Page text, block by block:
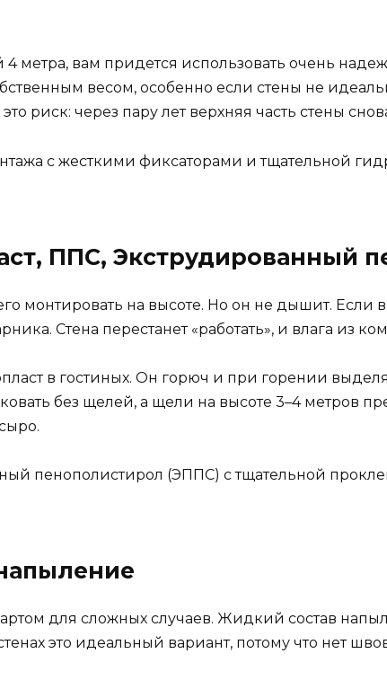
метра, вам придется использовать очень
весом, особенно если стены не
риск: через пару лет верхняя часть стены
с жесткими фиксаторами и тщательной
ППС, Экструдированный
монтировать на высоте. Но он не дышит. Если
Стена перестанет «работать», и влага из
в гостиных. Он горюч и при горении
без щелей, а щели на высоте 3–4 метров
пенополистирол (ЭППС) с тщательной
для сложных случаев. Жидкий состав
это идеальный вариант, потому что нет